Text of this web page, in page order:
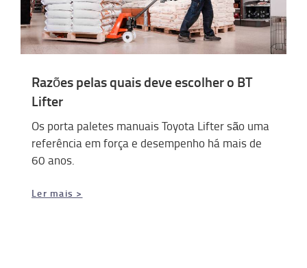
Razões pelas quais deve escolher o BT
Lifter
Os porta paletes manuais Toyota Lifter são uma
referência em força e desempenho há mais de
60 anos.
Ler mais >